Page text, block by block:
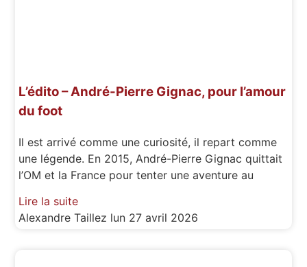
L’édito – André-Pierre Gignac, pour l’amour
du foot
Il est arrivé comme une curiosité, il repart comme
une légende. En 2015, André-Pierre Gignac quittait
l’OM et la France pour tenter une aventure au
Lire la suite
Alexandre Taillez lun 27 avril 2026